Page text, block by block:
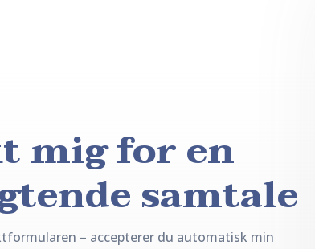
mig for en
samtale
– accepterer du automatisk min